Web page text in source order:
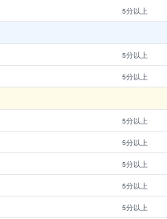
5分以上
5分以上
5分以上
5分以上
5分以上
5分以上
5分以上
5分以上